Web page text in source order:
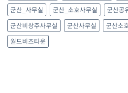
군산_사무실
군산_소호사무실 군산공
군산비상주사무실
군산사무실 군산소
월드비즈타운